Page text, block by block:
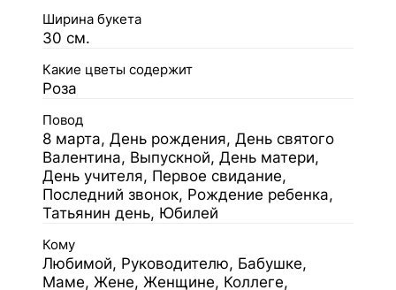
Ширина букета
30 см.
Какие цветы содержит
Роза
Повод
8 марта, День рождения, День святого
Валентина, Выпускной, День матери,
День учителя, Первое свидание,
Последний звонок, Рождение ребенка,
Татьянин день, Юбилей
Кому
Любимой, Руководителю, Бабушке,
Маме, Жене, Женщине, Коллеге,